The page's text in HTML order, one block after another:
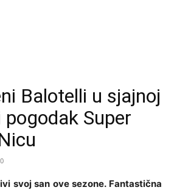
Balotelli u sjajnoj
Super
svoj san ove sezone. Fantastična